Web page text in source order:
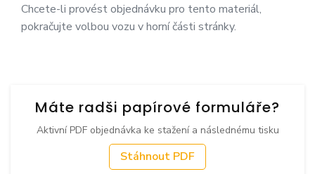
Chcete-li provést objednávku pro tento materiál,
pokračujte volbou vozu v horní části stránky.
Máte radši papírové formuláře?
Aktivní PDF objednávka ke stažení a následnému tisku
Stáhnout PDF